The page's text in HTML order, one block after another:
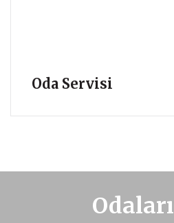
Oda Servisi